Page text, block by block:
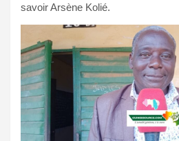
savoir Arsène Kolié.